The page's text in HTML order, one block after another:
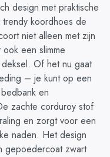
design met praktische
koordhoes de
niet alleen met zijn
een slimme
Of het nu gaat
– je kunt op een
en
zachte corduroy stof
en zorgt voor een
naden. Het design
gepoedercoat zwart